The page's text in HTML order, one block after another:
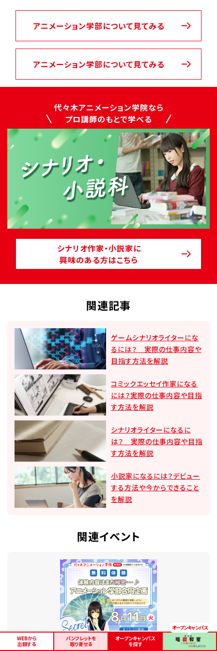
アニメーション学部について見てみる
アニメーション学部について見てみる
代々木アニメーション学院なら
プロ講師のもとで学べる
シナリオ作家・小説家に
興味のある方はこちら
関連記事
ゲームシナリオライターにな
るには？ 実際の仕事内容や
目指す方法を解説
コミックエッセイ作家になる
には？実際の仕事内容や目指
す方法を解説
シナリオライターになるに
は？ 実際の仕事内容や目指
す方法を解説
小説家になるには？デビュー
する方法や今からできること
を解説
関連イベント
WEBから
出願する
パンフレットを
取り寄せる
オープンキャンパス
を探す